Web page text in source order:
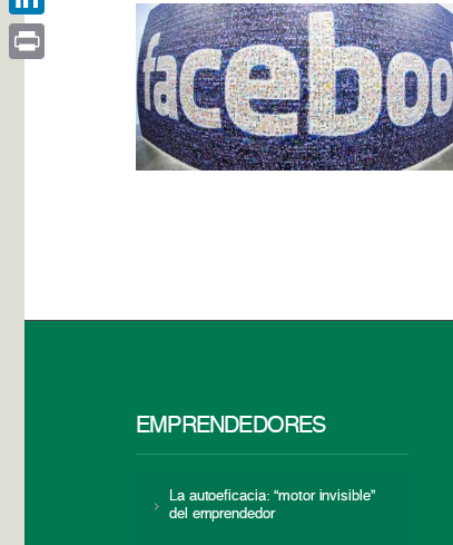
EMPRENDEDORES
La autoeficacia: “motor invisible”
del emprendedor
LinkedIn